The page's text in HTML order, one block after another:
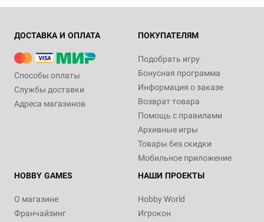
ДОСТАВКА И ОПЛАТА
Способы оплаты
Службы доставки
Адреса магазинов
ПОКУПАТЕЛЯМ
Подобрать игру
Бонусная программа
Информация о заказе
Возврат товара
Помощь с правилами
Архивные игры
Товары без скидки
Мобильное приложение
HOBBY GAMES
О магазине
Франчайзинг
НАШИ ПРОЕКТЫ
Hobby World
Игрокон